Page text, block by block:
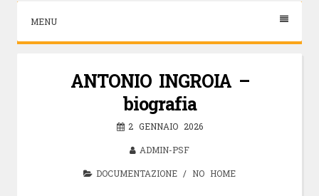
MENU
ANTONIO INGROIA –
biografia
2 GENNAIO 2026
ADMIN-PSF
DOCUMENTAZIONE / NO HOME